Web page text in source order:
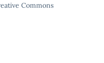
Commons